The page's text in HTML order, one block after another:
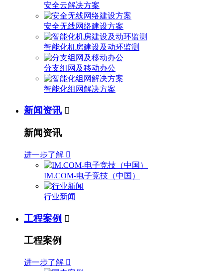
安全云解决方案
安全无线网络建设方案
智能化机房建设及动环监测
分支组网及移动办公
智能化组网解决方案
新闻资讯 
新闻资讯
进一步了解 
IM.COM-电子竞技（中国）
行业新闻
工程案例 
工程案例
进一步了解 